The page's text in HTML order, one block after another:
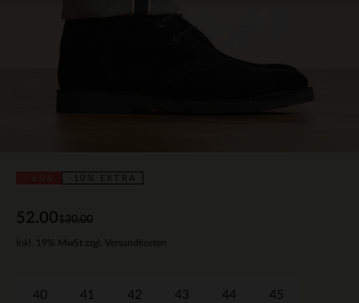
-10% EXTRA
130.00
52.00
Inkl. 19% MwSt zzgl. Versandkosten
40 41 42 43 44 45